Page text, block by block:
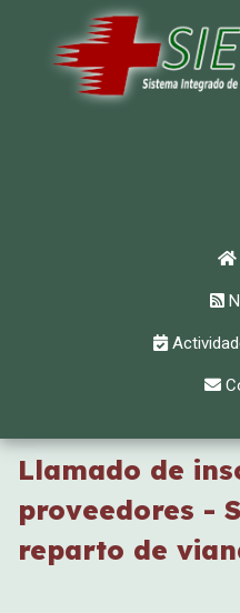
Llamado de
proveedores -
reparto de